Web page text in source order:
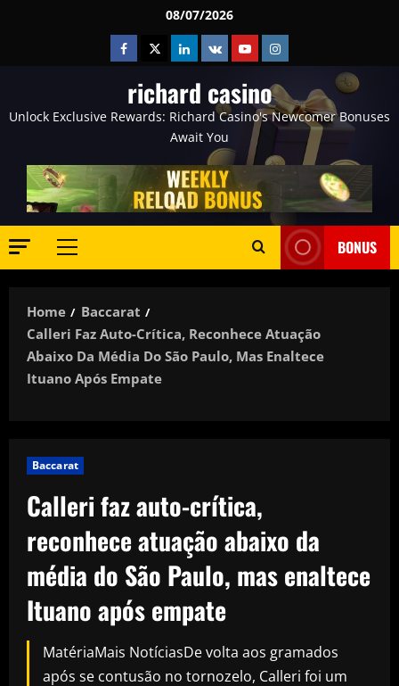
08/07/2026
Facebook
TwitterLinkedin
VK YoutubeInstagram
richard casino
Unlock Exclusive Rewards: Richard Casino's Newcomer Bonuses
Await You
Primary
BONUS
Home
Baccarat
Calleri Faz Auto-Crítica, Reconhece Atuação
Abaixo Da Média Do São Paulo, Mas Enaltece
Ituano Após Empate
Baccarat
Calleri faz auto-crítica,
reconhece atuação abaixo da
média do São Paulo, mas enaltece
Ituano após empate
MatériaMais NotíciasDe volta aos gramados
após se contusão no tornozelo, Calleri foi um